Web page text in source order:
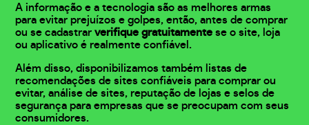
A informação e a tecnologia são as melhores armas
para evitar prejuízos e golpes, então, antes de comprar
ou se cadastrarverifique gratuitamente se o site, loja
ou aplicativo é realmente confiável.
Além disso, disponibilizamos também listas de
recomendações de sites confiáveis para comprar ou
evitar, análise de sites, reputação de lojas e selos de
segurança para empresas que se preocupam com seus
consumidores.